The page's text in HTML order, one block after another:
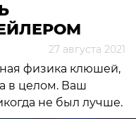
27 августа 2021
физика клюшей,
в целом. Ваш
не был лучше.